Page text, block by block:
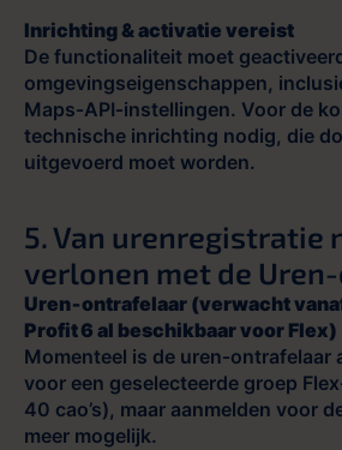
Inrichting & activatie vereist
De functionaliteit moet
omgevingseigenschappen,
Maps‑API‑instellingen. Voor de
technische inrichting nodig, die
uitgevoerd moet worden.
5. Van urenregistratie
verlonen met de
Uren‑ontrafelaar (verwacht
Profit 6 al beschikbaar voor Flex)
Momenteel is de uren‑ontrafelaar
voor een geselecteerde groep
40 cao’s), maar aanmelden voor
meer mogelijk.